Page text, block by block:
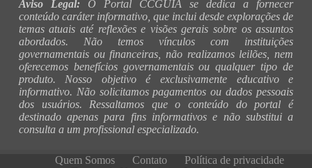
Aviso Legal: O Portal CCGUIA se dedica a fornecer
conteúdo caráter informativo, que inclui desde explorações de
temas atuais até reflexões e visões gerais sobre os assuntos
abordados. Não temos vínculos com instituições
governamentais ou financeiras, não realizamos leilões, nem
oferecemos benefícios governamentais ou qualquer tipo de
produto. Nosso objetivo é exclusivamente educativo e
informativo. Não solicitamos pagamentos ou dados pessoais
dos usuários. Ressaltamos que o conteúdo do portal é
destinado apenas para fins informativos e não substitui a
consulta a um profissional especializado.
Quem Somos Contato
Política de privacidade